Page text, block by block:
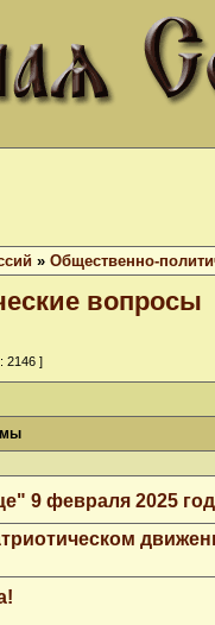
» Общественно-
вопросы
2146 ]
9 февраля 2025